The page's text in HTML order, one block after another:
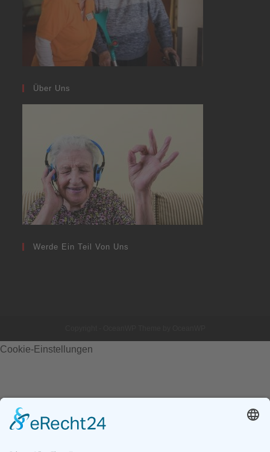
Über Uns
Werde Ein Teil Von Uns
Cookie-Einstellungen